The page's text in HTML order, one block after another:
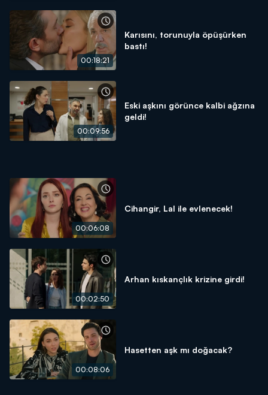
00:18:21
Karısını, torunuyla öpüşürken
bastı!
00:09:56
Eski aşkını görünce kalbi ağzına
geldi!
00:06:08
Cihangir, Lal ile evlenecek!
00:02:50
Arhan kıskançlık krizine girdi!
00:08:06
Hasetten aşk mı doğacak?